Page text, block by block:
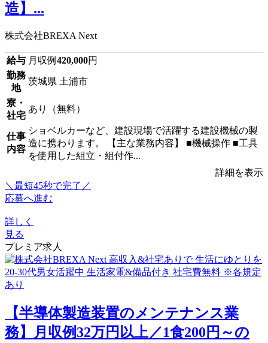
造】...
株式会社BREXA Next
給与 月収例 420,000円
勤務
地
茨城県 土浦市
寮・
社宅
あり（無料）
仕事
内容
ショベルカーなど、建設現場で活躍する建設機械の製
造に携わります。 【主な業務内容】 ■機械操作 ■工具
を使用した組立・組付作...
詳細を表示
＼最短45秒で完了／
応募へ進む
詳しく
見る
プレミア求人
【半導体製造装置のメンテナンス業
務】月収例32万円以上／1食200円～の